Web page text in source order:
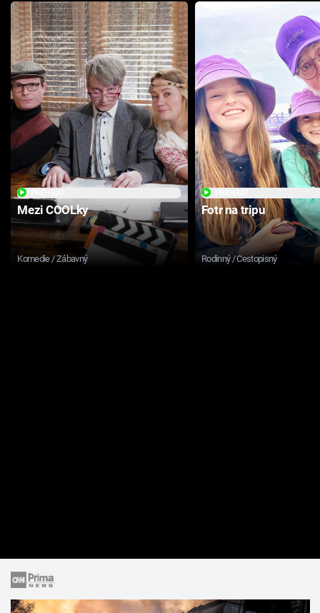
Mezi COOLky
Komedie / Zábavný
Fotr na tripu
Rodinný / Cestopisný